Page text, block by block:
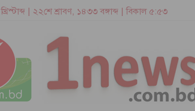
| ২২শে শ্রাবণ, ১৪৩৩ বঙ্গাব্দ | বিকাল ৫:৫৩